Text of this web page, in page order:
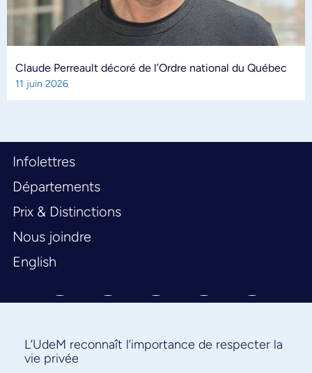
Claude Perreault décoré de l’Ordre national du Québec
11 juin 2026
Infolettres
Départements
Prix & Distinctions
Nous joindre
English
L’UdeM reconnaît l’importance de respecter la
vie privée